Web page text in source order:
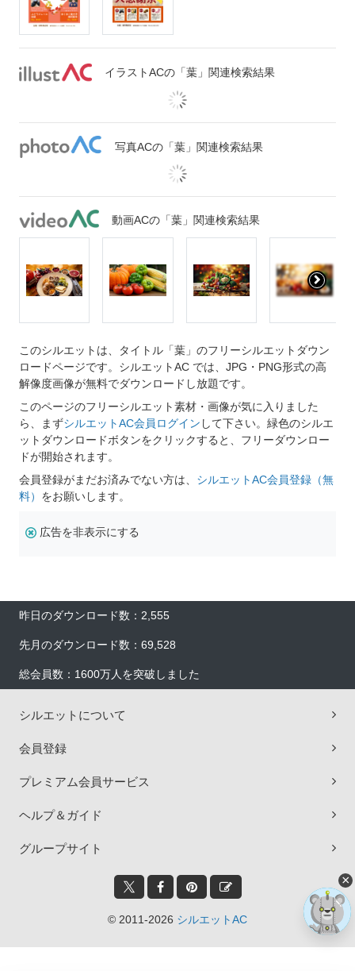
イラストACの「葉」関連検索結果
写真ACの「葉」関連検索結果
動画ACの「葉」関連検索結果
このシルエットは、タイトル「葉」のフリーシルエットダウン
ロードページです。シルエットAC では、JPG・PNG形式の高
解像度画像が無料でダウンロードし放題です。
このページのフリーシルエット素材・画像が気に入りました
ら、まずシルエットAC会員ログイン して下さい。緑色のシルエ
ットダウンロードボタンをクリックすると、フリーダウンロー
ドが開始されます。
会員登録がまだお済みでない方は、 シルエットAC会員登録（無
料） をお願いします。
広告を非表示にする
昨日のダウンロード数：2,555
先月のダウンロード数：69,528
総会員数：1600万人を突破しました
シルエットについて
会員登録
プレミアム会員サービス
ヘルプ＆ガイド
グループサイト
© 2011-2026 シルエットAC
×